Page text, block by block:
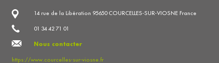
14 rue de la Libération 95650 COURCELLES-SUR-VIOSNE France
01 34 42 71 01
Nous contacter
https://www.courcelles-sur-viosne.fr